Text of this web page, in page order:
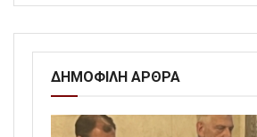
ΔΗΜΟΦΙΛΗ ΑΡΘΡΑ